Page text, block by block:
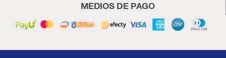
MEDIOS DE PAGO